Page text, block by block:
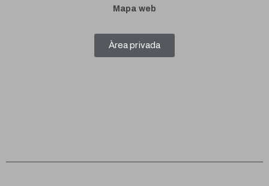
Mapa web
Àrea privada